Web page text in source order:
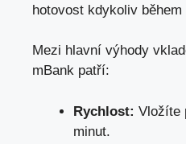
hotovost ⁤kdykoliv
Mezi ⁤hlavní‌ výhody
mBank patří:
Rychlost: Vložíte
minut.